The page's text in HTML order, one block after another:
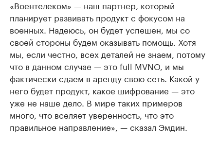
«Воентелеком» — наш партнер, который
планирует развивать продукт с фокусом на
военных. Надеюсь, он будет успешен, мы со
своей стороны будем оказывать помощь. Хотя
мы, если честно, всех деталей не знаем, потому
что в данном случае — это full MVNO, и мы
фактически сдаем в аренду свою сеть. Какой у
него будет продукт, какое шифрование — это
уже не наше дело. В мире таких примеров
много, что вселяет уверенность, что это
правильное направление», — сказал Эмдин.